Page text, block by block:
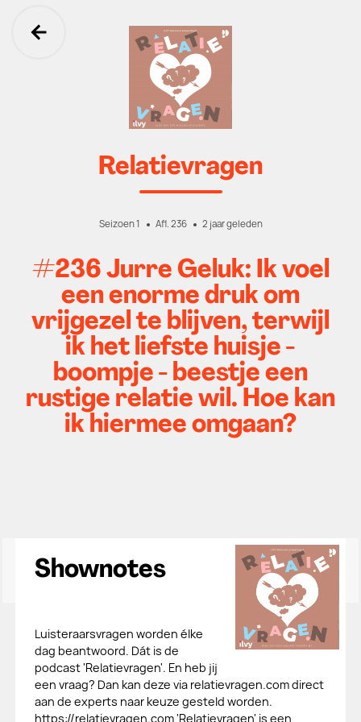
Ga terug
Relatievragen
Seizoen 1 Afl. 236 2 jaar geleden
#236 Jurre Geluk: Ik voel
een enorme druk om
vrijgezel te blijven, terwijl
ik het liefste huisje -
boompje - beestje een
rustige relatie wil. Hoe kan
ik hiermee omgaan?
Shownotes
Luisteraarsvragen worden élke
dag beantwoord. Dát is de
podcast 'Relatievragen'. En heb jij
een vraag? Dan kan deze via relatievragen.com direct
aan de experts naar keuze gesteld worden.
https://relatievragen.com 'Relatievragen' is een